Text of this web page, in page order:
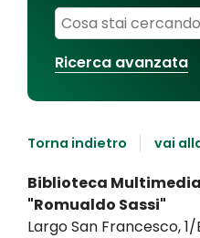
Cerca su
Ricerca avanzata
Torna indietro vai
Biblioteca
"Romualdo Sassi"
Largo San Francesco,